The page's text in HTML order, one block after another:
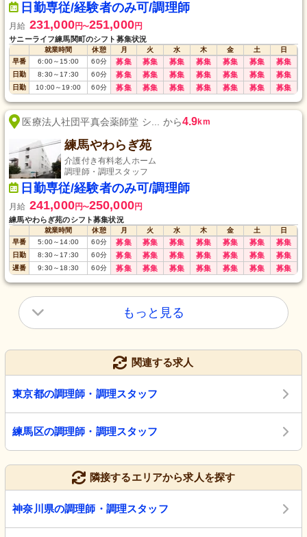
日勤専従/経験者のみ可/調理師
月給 231,000円〜251,000円
サニーライフ練馬関町のシフト募集状況
就業時間 休憩 月 火 水 木 金 土
日
早番
6:00～15:00 60分 募集 募集 募集 募集 募集 募集 募集
日勤 8:30～17:30 60分 募集 募集 募集 募集 募集 募集 募集
日勤 10:00～19:00 60分 募集 募集 募集 募集 募集 募集 募集
医療法人社団平真会薬師堂 シ... から4.9km
練馬やわらぎ苑
介護付き有料老人ホーム
調理師・調理スタッフ
日勤専従/経験者のみ可/調理師
月給 241,000円〜250,000円
練馬やわらぎ苑のシフト募集状況
就業時間 休憩 月 火 水 木 金 土
日
早番
5:00～14:00 60分 募集 募集 募集 募集 募集 募集 募集
日勤 8:30～17:30 60分 募集 募集 募集 募集 募集 募集 募集
遅番 9:30～18:30 60分 募集 募集 募集 募集 募集 募集 募集
もっと見る
関連する求人
東京都の調理師・調理スタッフ
練馬区の調理師・調理スタッフ
隣接するエリアから求人を探す
神奈川県の調理師・調理スタッフ